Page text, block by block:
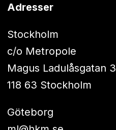
Adresser
Stockholm
c/o Metropole
Magus Ladulåsgatan 3
118 63 Stockholm
Göteborg